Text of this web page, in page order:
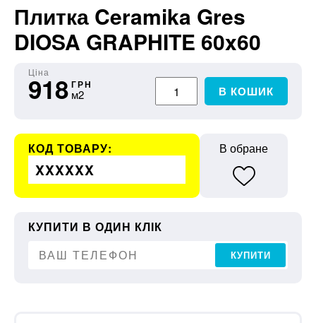
Плитка Ceramika Gres
DIOSA GRAPHITE 60x60
Ціна
918 ГРН
м2 В КОШИК
КОД ТОВАРУ:
XXXXXX
В обране
КУПИТИ В ОДИН КЛІК
КУПИТИ